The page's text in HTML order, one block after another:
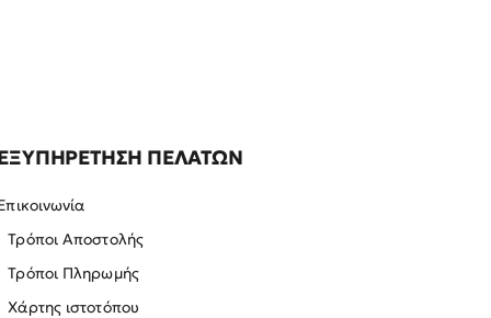
ΠΕΛΑΤΩΝ
Τρόποι Αποστολής
Τρόποι Πληρωμής
Χάρτης ιστοτόπου